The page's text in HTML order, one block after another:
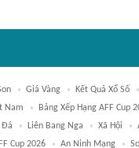
Giá Vàng Kết Quả Xổ Số
Nam Bảng Xếp Hạng AFF Cup
Đá Liên Bang Nga Xã Hội
Cup 2026 An Ninh Mạng